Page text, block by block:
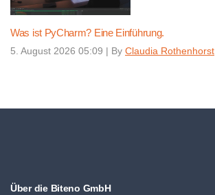
Was ist PyCharm? Eine Einführung.
5. August 2026 05:09 | By Claudia Rothenhorst
Über die Biteno GmbH